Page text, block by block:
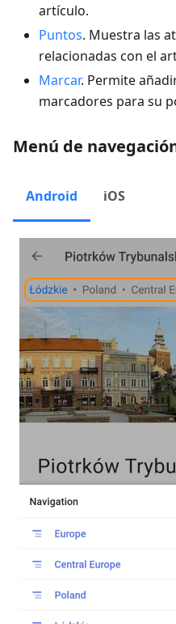
artículo.
Puntos. Muestra las
relacionadas con el
Marcar. Permite
marcadores para su
Menú de
Android iOS